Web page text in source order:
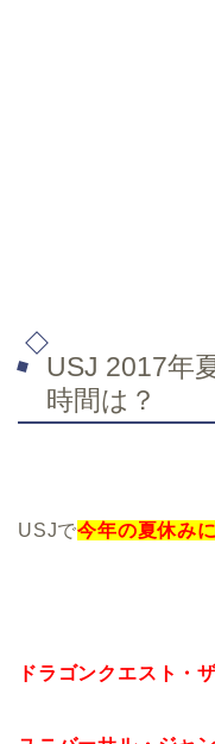
USJ 2017年
時間は？
USJで今年の夏休み
ドラゴンクエスト・